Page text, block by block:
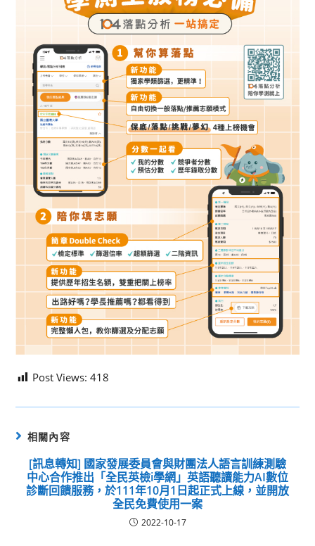
Post Views: 418
相關內容
[訊息轉知] 國家發展委員會與財團法人語言訓練測驗
中心合作推出「全民英檢i學網」英語聽讀能力AI數位
診斷回饋服務，於111年10月1日起正式上線，並開放
全民免費使用一案
2022-10-17